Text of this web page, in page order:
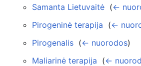
Samanta Lietuvaitė (←
Pirogeninė terapija (←
Pirogenalis (← nuorodos)
Maliarinė terapija (←